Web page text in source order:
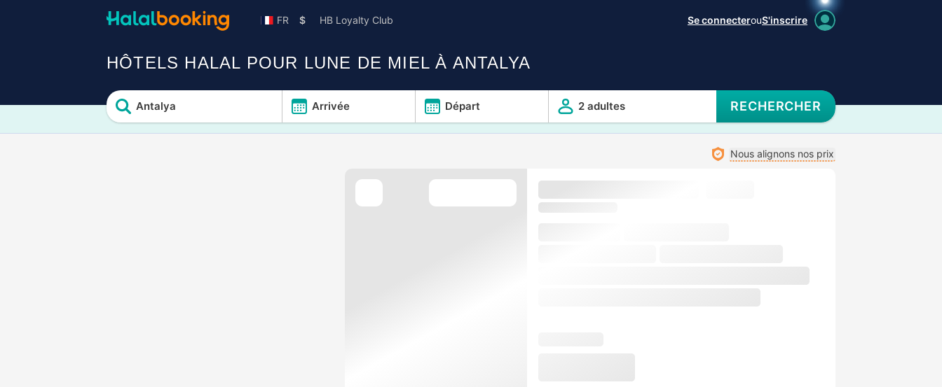
FR $ HB Loyalty Club Se connecterouS'inscrire
HÔTELS HALAL POUR LUNE DE MIEL À ANTALYA
Antalya Arrivée Départ 2 adultes RECHERCHER
Nous alignons nos prix